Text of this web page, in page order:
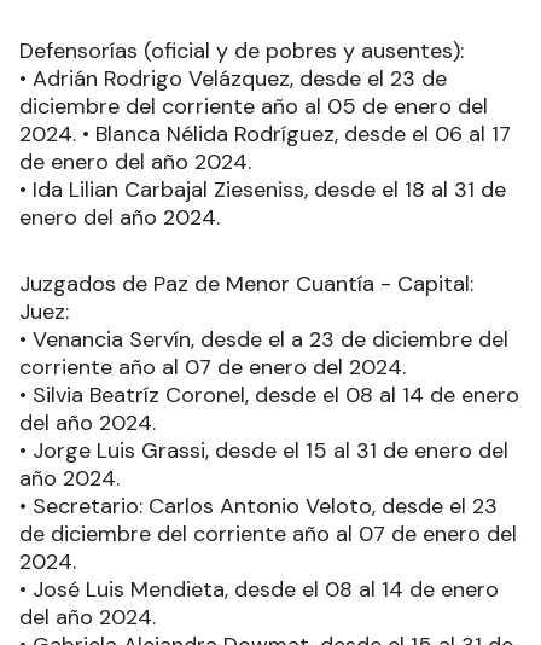
Defensorías (oficial y de pobres y ausentes):
• Adrián Rodrigo Velázquez, desde el 23 de
diciembre del corriente año al 05 de enero del
2024. • Blanca Nélida Rodríguez, desde el 06 al 17
de enero del año 2024.
• Ida Lilian Carbajal Zieseniss, desde el 18 al 31 de
enero del año 2024.
Juzgados de Paz de Menor Cuantía - Capital:
Juez:
• Venancia Servín, desde el a 23 de diciembre del
corriente año al 07 de enero del 2024.
• Silvia Beatríz Coronel, desde el 08 al 14 de enero
del año 2024.
• Jorge Luis Grassi, desde el 15 al 31 de enero del
año 2024.
• Secretario: Carlos Antonio Veloto, desde el 23
de diciembre del corriente año al 07 de enero del
2024.
• José Luis Mendieta, desde el 08 al 14 de enero
del año 2024.